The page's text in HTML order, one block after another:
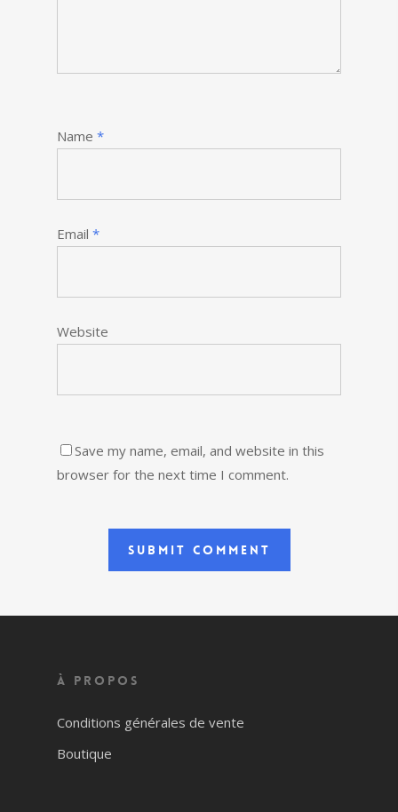
Name *
Email *
Website
Save my name, email, and website in this
browser for the next time I comment.
À propos
Conditions générales de vente
Boutique